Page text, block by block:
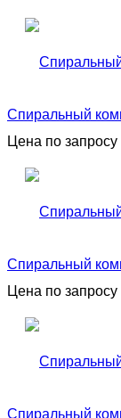
Спиральный
Цена по запросу
Спиральный
Цена по запросу
Спиральный